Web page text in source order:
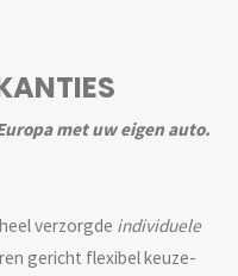
met uw eigen auto.
verzorgde individuele
gericht flexibel keuze-